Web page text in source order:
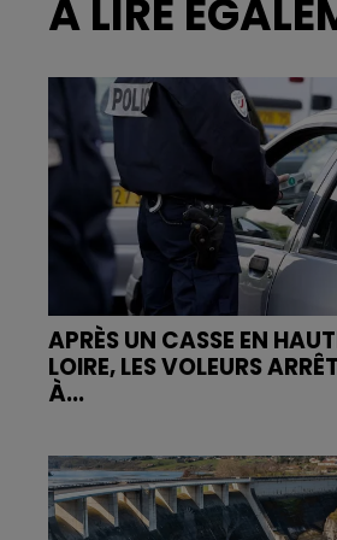
À LIRE
APRÈS UN CASSE EN
LOIRE, LES VOLEURS
À...